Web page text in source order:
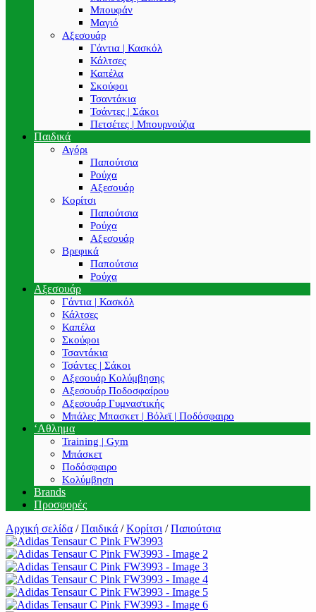
Μπουφάν
Μαγιό
Αξεσουάρ
Γάντια | Κασκόλ
Κάλτσες
Καπέλα
Σκούφοι
Τσαντάκια
Τσάντες | Σάκοι
Πετσέτες | Μπουρνούζια
Παιδικά
Αγόρι
Παπούτσια
Ρούχα
Αξεσουάρ
Κορίτσι
Παπούτσια
Ρούχα
Αξεσουάρ
Βρεφικά
Παπούτσια
Ρούχα
Αξεσουάρ
Γάντια | Κασκόλ
Κάλτσες
Καπέλα
Σκούφοι
Τσαντάκια
Τσάντες | Σάκοι
Αξεσουάρ Κολύμβησης
Αξεσουάρ Ποδοσφαίρου
Αξεσουάρ Γυμναστικής
Μπάλες Μπασκετ | Βόλεϊ | Ποδόσφαιρο
‘Αθλημα
Training | Gym
Μπάσκετ
Ποδόσφαιρο
Κολύμβηση
Brands
Προσφορές
Αρχική σελίδα / Παιδικά / Κορίτσι / Παπούτσια